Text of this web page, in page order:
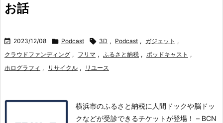
お話
 2023/12/08  Podcast  3D , Podcast , ガジェット ,
クラウドファンディング , フリマ , ふるさと納税 , ポッドキャスト ,
ホログラフィ , リサイクル , リユース
横浜市のふるさと納税に人間ドックや脳ドッ
クなどが受診できるチケットが登場！ – BCN